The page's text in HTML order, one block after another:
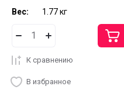
Вес: 1.77 кг
К сравнению
В избранное